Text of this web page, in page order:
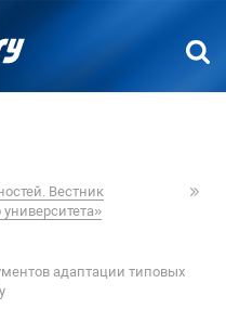
Вестник
университета»
адаптации типовых